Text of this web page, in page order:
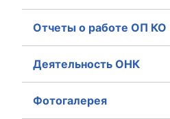
Отчеты о работе ОП КО
Деятельность ОНК
Фотогалерея